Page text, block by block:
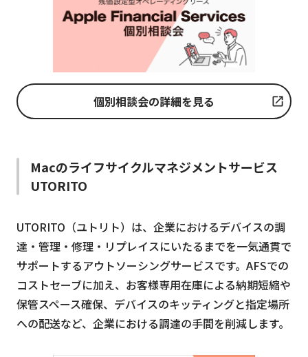
個別相談会の詳細を見る
Macのライフサイクルマネジメントサービス
UTORITO
UTORITO（ユトリト）は、企業におけるデバイスの調
達・管理・修理・リプレイスにいたるまでを一気通貫で
サポートするアウトソーシングサービスです。AFSでの
コストセーブに加え、お客様専用在庫による納期短縮や
保管スペース確保、デバイスのキッティングと指定場所
への配送など、企業における調達の手間を削減します。